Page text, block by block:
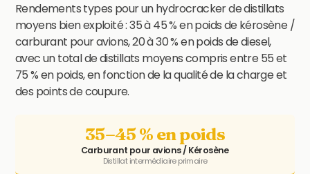
Rendements types pour un hydrocracker de distillats
moyens bien exploité : 35 à 45 % en poids de kérosène /
carburant pour avions, 20 à 30 % en poids de diesel,
avec un total de distillats moyens compris entre 55 et
75 % en poids, en fonction de la qualité de la charge et
des points de coupure.
35–45 % en poids
Carburant pour avions / Kérosène
Distillat intermédiaire primaire